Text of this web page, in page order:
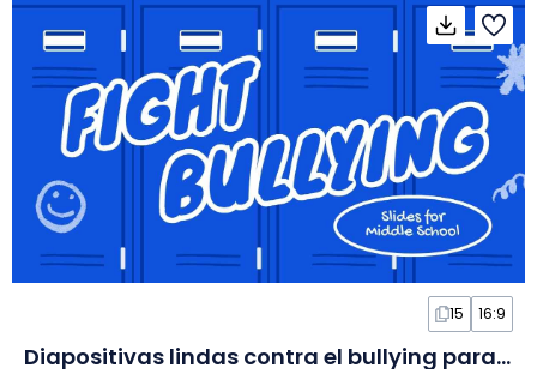
15 16:9
Diapositivas lindas contra el bullying para secundaria